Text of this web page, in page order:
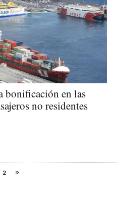
bonificación en las
no residentes
2